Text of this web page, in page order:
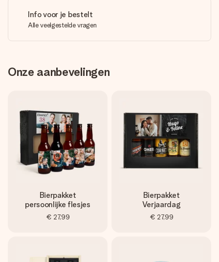
Info voor je bestelt
Alle veelgestelde vragen
Onze aanbevelingen
Bierpakket
persoonlijke flesjes
€ 27,99
Bierpakket
Verjaardag
€ 27,99